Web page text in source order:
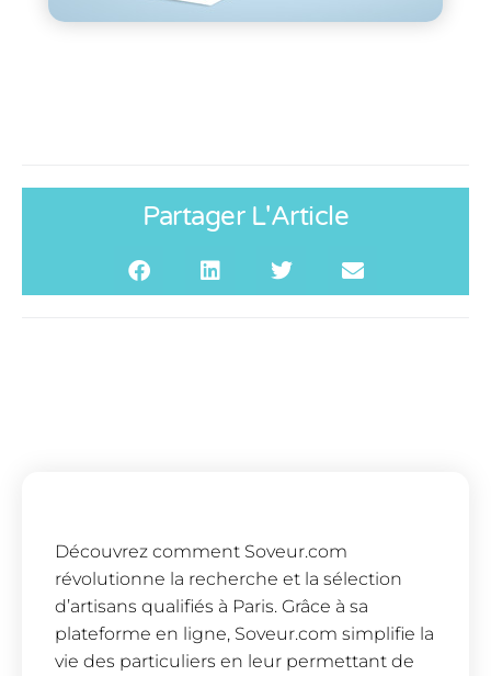
Partager L'Article
Découvrez comment Soveur.com
révolutionne la recherche et la sélection
d’artisans qualifiés à Paris. Grâce à sa
plateforme en ligne, Soveur.com simplifie la
vie des particuliers en leur permettant de